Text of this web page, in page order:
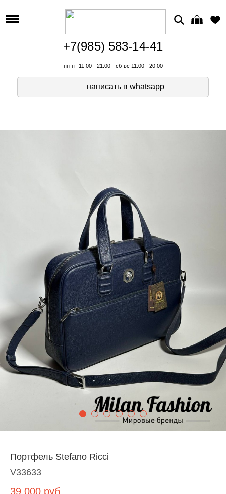
+7(985) 583-14-41
пн-пт 11:00 - 21:00 сб-вс 11:00 - 20:00
написать в whatsapp
Портфель Stefano Ricci
V33633
39 000 руб.